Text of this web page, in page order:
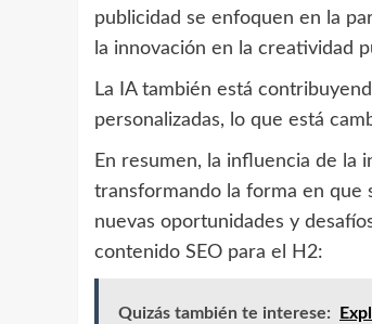
publicidad se enfoquen en la
la innovación en la creatividad
La IA también está
personalizadas, lo que está
En resumen, la influencia de la
transformando la forma en que
nuevas oportunidades y
contenido SEO para el H2:
Quizás también te interese: